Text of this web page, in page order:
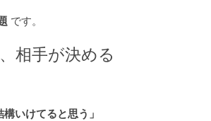
です。
相手が決める
いけてると思う」